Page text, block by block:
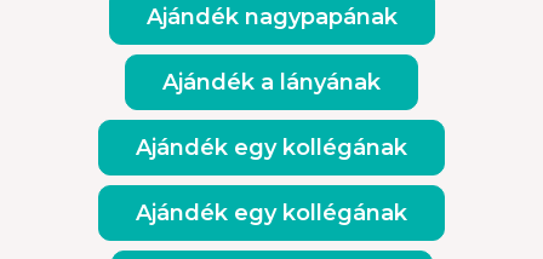
Ajándék nagypapának
Ajándék a lányának
Ajándék egy kollégának
Ajándék egy kollégának